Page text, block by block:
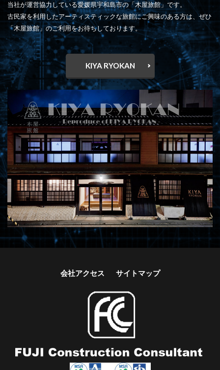
当社が運営協力している愛媛県宇和島市の「木屋旅館」です。
古民家を利用したアーティスティックな旅館にご興味のある方は、ぜひ
「木屋旅館」のご利用をお待ちしております。
KIYA RYOKAN
会社アクセス サイトマップ